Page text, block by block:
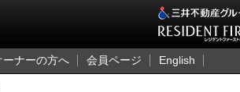
ーナーの方へ 会員ページ English